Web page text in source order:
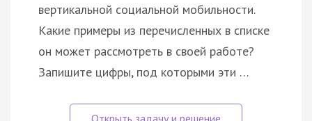
вертикальной социальной мобильности.
Какие примеры из перечисленных в списке
он может рассмотреть в своей работе?
Запишите цифры, под которыми эти …